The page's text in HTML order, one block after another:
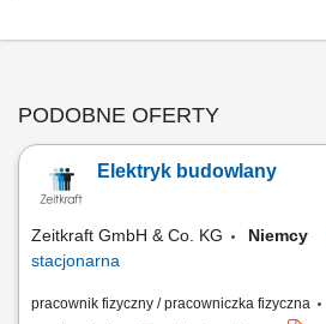
PODOBNE OFERTY
Elektryk budowlany
Zeitkraft GmbH & Co. KG Niemcy
stacjonarna
pracownik fizyczny / pracowniczka fizyczna